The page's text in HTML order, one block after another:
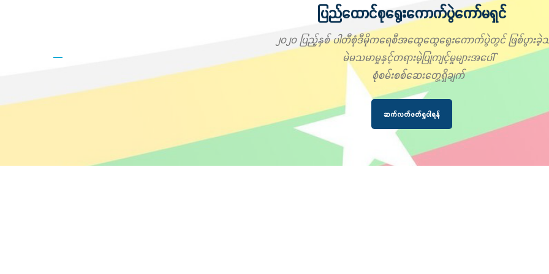
ပြည်ထောင်စုရွေးကောက်ပွဲကော်မရှင်
၂၀၂၀ ပြည့်နှစ် ပါတီစုံဒီမိုကရေစီအထွေထွေရွေးကောက်ပွဲတွင် ဖြစ်ပွား
မဲမသမာမှုနှင့်တရားမဲ့ပြုကျင့်မှုများအပေါ်
စုံစမ်းစစ်ဆေးတွေ့ရှိချက်
ဆက်လက်ဖတ်ရှုပါရန်